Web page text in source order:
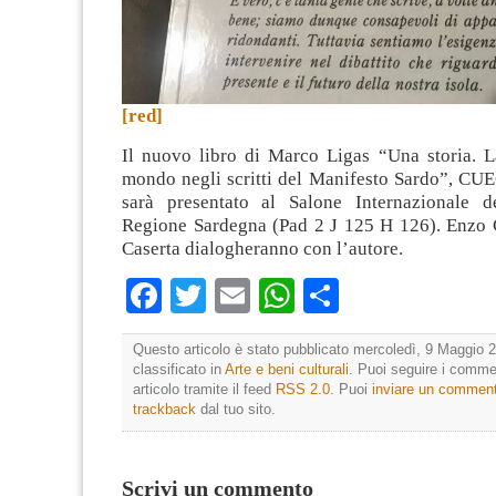
[red]
Il nuovo libro di Marco Ligas “Una storia.
mondo negli scritti del Manifesto Sardo”,
sarà presentato al Salone Internazionale
Regione Sardegna (Pad 2 J 125 H 126). Enzo
Caserta dialogheranno con l’autore.
Facebook
TwitterEmailWhatsApp
Questo articolo è stato pubblicato mercoledì, 9 Maggio
classificato in Arte e beni culturali . Puoi seguire i
articolo tramite il feed RSS 2.0 . Puoi inviare un
trackback dal tuo sito.
Scrivi un commento